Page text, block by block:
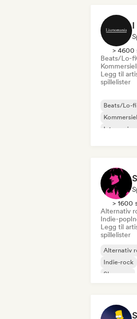
> 4600
Beats/Lo-fi
Legg til
spillelister
Beats/Lo-fi
> 1600
Alternativ
Indie-pop
Legg til
spillelister
Alternativ
Indie-rock
Shoegaze